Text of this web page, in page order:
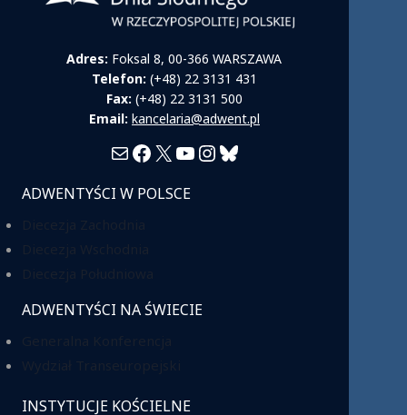
Adres: Foksal 8, 00-366 WARSZAWA
Telefon: (+48) 22 3131 431
Fax: (+48) 22 3131 500
Email: kancelaria@adwent.pl
MailFacebook
X YouTube
Instagram
Bluesky
ADWENTYŚCI W POLSCE
ADWENTYŚCI NA ŚWIECIE
INSTYTUCJE KOŚCIELNE